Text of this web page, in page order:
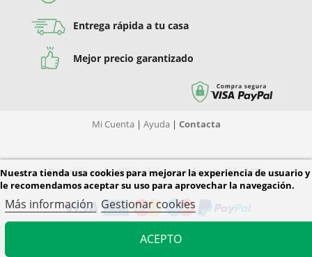
Nuestra tienda usa cookies para mejorar la experiencia de usuario y
le recomendamos aceptar su uso para aprovechar la navegación.
Más información Gestionar cookies
ACEPTO
Entrega rápida a tu casa
Mejor precio garantizado
Mi Cuenta | Ayuda | Contacta
Este sitio web utiliza el sistema de seguridad SSL
© 2026 Diver Tiendas. Todos los derechos reservados.